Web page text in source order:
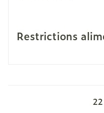
Restrictions
22